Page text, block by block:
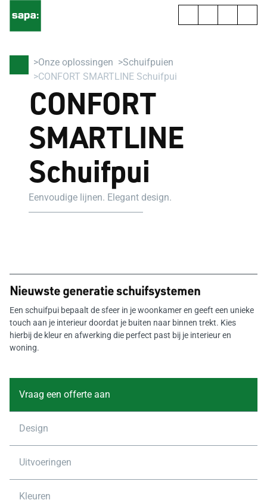
Onze oplossingen
Schuifpuien
CONFORT SMARTLINE Schuifpui
CONFORT
SMARTLINE
Schuifpui
Eenvoudige lijnen. Elegant design.
Nieuwste generatie schuifsystemen
Een schuifpui bepaalt de sfeer in je woonkamer en geeft een unieke
touch aan je interieur doordat je buiten naar binnen trekt. Kies
hierbij de kleur en afwerking die perfect past bij je interieur en
woning.
Vraag een offerte aan
Design
Uitvoeringen
Kleuren